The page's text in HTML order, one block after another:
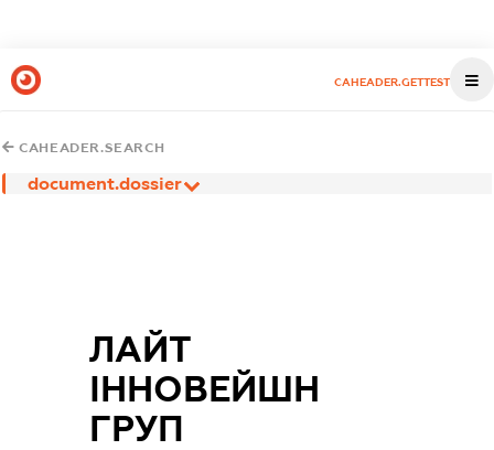
CAHEADER.GETTEST
CAHEADER.SEARCH
document.dossier
ЛАЙТ
ІННОВЕЙШН
ГРУП